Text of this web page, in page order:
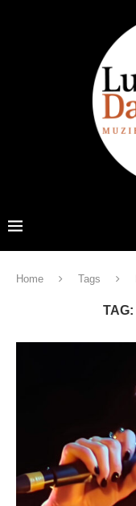
Home Tags
TAG: